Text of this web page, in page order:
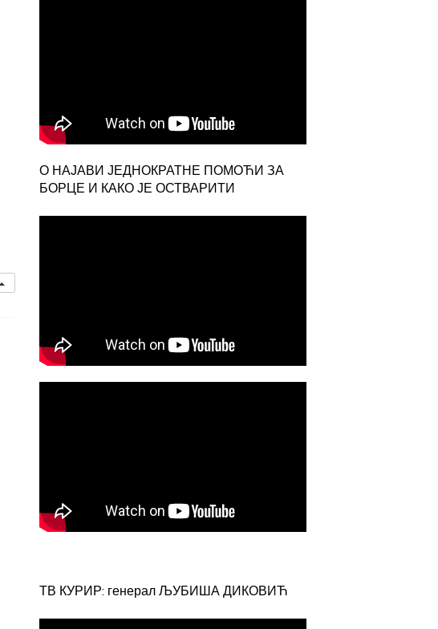
О НАЈАВИ ЈЕДНОКРАТНЕ ПОМОЋИ ЗА
БОРЦЕ И КАКО ЈЕ ОСТВАРИТИ
ТВ КУРИР: генерал ЉУБИША ДИКОВИЋ